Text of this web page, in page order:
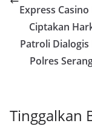
Express
Ciptakan
Patroli Dialogis
Polres
Tinggalkan